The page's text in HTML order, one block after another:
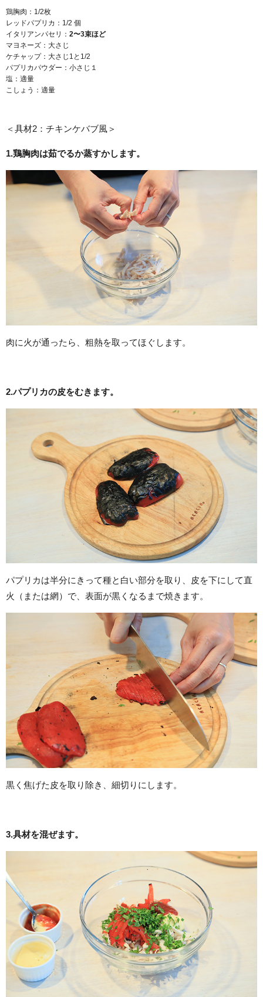
鶏胸肉：1/2枚
レッドパプリカ：1/2 個
イタリアンパセリ： 2〜3束ほど
マヨネーズ：大さじ
ケチャップ：大さじ1と1/2
パプリカパウダー：小さじ１
塩：適量
こしょう：適量
＜具材2：チキンケバブ風＞
1.鶏胸肉は茹でるか蒸すかします。
肉に火が通ったら、粗熱を取ってほぐします。
2.パプリカの皮をむきます。
パプリカは半分にきって種と白い部分を取り、皮を下にして直
火（または網）で、表面が黒くなるまで焼きます。
黒く焦げた皮を取り除き、細切りにします。
3.具材を混ぜます。